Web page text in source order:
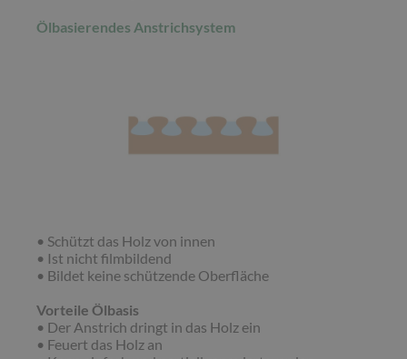
Ölbasierendes Anstrichsystem
• Schützt das Holz von innen
• Ist nicht filmbildend
• Bildet keine schützende Oberfläche
Vorteile Ölbasis
• Der Anstrich dringt in das Holz ein
• Feuert das Holz an